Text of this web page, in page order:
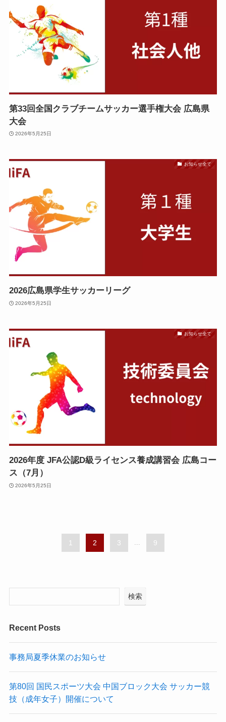
第33回全国クラブチームサッカー選手権大会 広島県
大会
2026年5月25日
お知らせ全て
2026広島県学生サッカーリーグ
2026年5月25日
お知らせ全て
2026年度 JFA公認D級ライセンス養成講習会 広島コー
ス（7月）
2026年5月25日
1 2 3 ... 9
検索
Recent Posts
事務局夏季休業のお知らせ
第80回 国民スポーツ大会 中国ブロック大会 サッカー競
技（成年女子）開催について